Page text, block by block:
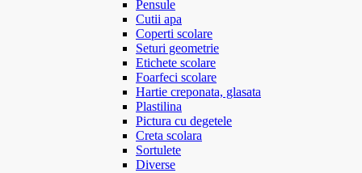
Pensule
Cutii apa
Coperti scolare
Seturi geometrie
Etichete scolare
Foarfeci scolare
Hartie creponata, glasata
Plastilina
Pictura cu degetele
Creta scolara
Sortulete
Diverse